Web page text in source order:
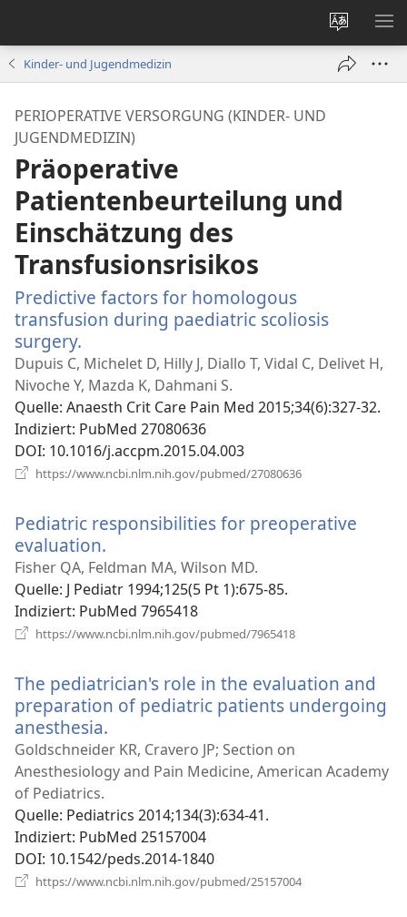
ändern
Kinder- und Jugendmedizin
PERIOPERATIVE VERSORGUNG (KINDER- UND
JUGENDMEDIZIN)
Präoperative
Patientenbeurteilung und
Einschätzung des
Transfusionsrisikos
Predictive factors for homologous
transfusion during paediatric scoliosis
surgery.
neues
Fenster)
Dupuis C, Michelet D, Hilly J, Diallo T, Vidal C, Delivet H,
Nivoche Y, Mazda K, Dahmani S.
Quelle‎: Anaesth Crit Care Pain Med 2015;34(6):327-32.
Indiziert‎: PubMed 27080636
DOI‎: 10.1016/j.accpm.2015.04.003
https://www.ncbi.nlm.nih.gov/pubmed/27080636
Pediatric responsibilities for preoperative
evaluation.
neues
Fenster)
Fisher QA, Feldman MA, Wilson MD.
Quelle‎: J Pediatr 1994;125(5 Pt 1):675-85.
Indiziert‎: PubMed 7965418
https://www.ncbi.nlm.nih.gov/pubmed/7965418
The pediatrician's role in the evaluation and
preparation of pediatric patients undergoing
anesthesia.
neues
Fenster)
Goldschneider KR, Cravero JP; Section on
Anesthesiology and Pain Medicine, American Academy
of Pediatrics.
Quelle‎: Pediatrics 2014;134(3):634-41.
Indiziert‎: PubMed 25157004
DOI‎: 10.1542/peds.2014-1840
https://www.ncbi.nlm.nih.gov/pubmed/25157004